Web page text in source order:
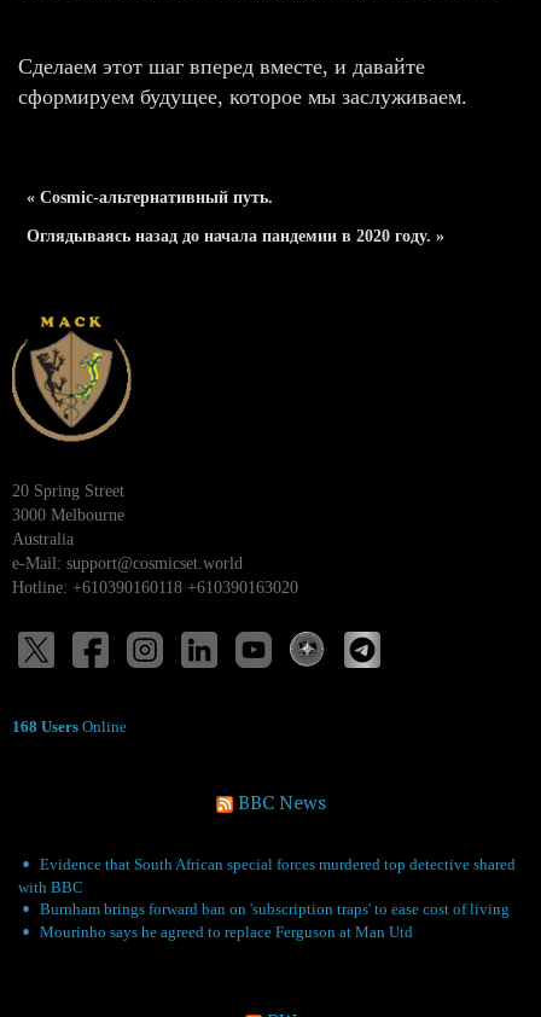
Сделаем этот шаг вперед вместе, и давайте
сформируем будущее, которое мы заслуживаем.
« Cosmic-альтернативный путь.
Оглядываясь назад до начала пандемии в 2020 году. »
20 Spring Street
3000 Melbourne
Australia
e-Mail: support@cosmicset.world
Hotline: +610390160118 +610390163020
168 Users Online
BBC News
Evidence that South African special forces murdered top detective shared
with BBC
Burnham brings forward ban on 'subscription traps' to ease cost of living
Mourinho says he agreed to replace Ferguson at Man Utd